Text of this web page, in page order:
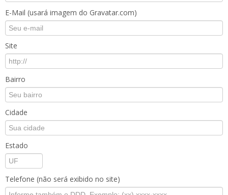
E-Mail (usará imagem do Gravatar.com)
Site
Bairro
Cidade
Estado
Telefone (não será exibido no site)